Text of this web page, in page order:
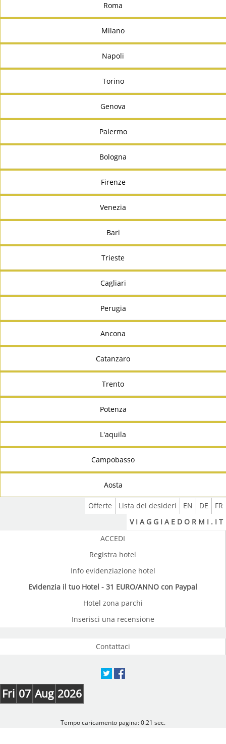
Roma
Milano
Napoli
Torino
Genova
Palermo
Bologna
Firenze
Venezia
Bari
Trieste
Cagliari
Perugia
Ancona
Catanzaro
Trento
Potenza
L'aquila
Campobasso
Aosta
FR
DE
EN
Lista dei desideri
Offerte
V I A G G I A E D O R M I . I T
ACCEDI
Registra hotel
Info evidenziazione hotel
Evidenzia il tuo Hotel - 31 EURO/ANNO con Paypal
Hotel zona parchi
Inserisci una recensione
Contattaci
Fri 07 Aug 2026
Tempo caricamento pagina: 0.21 sec.